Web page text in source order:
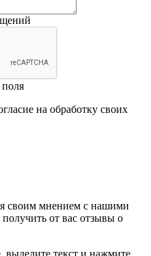
поля
на обработку своих
своим мнением с нашими
от вас отзывы о
текст и нажмите